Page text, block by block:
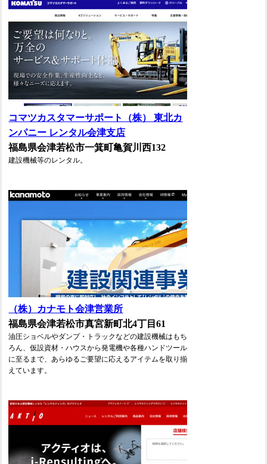
コマツカスタマーサポート（株） 東北カ
ンパニー レンタル会津支店
福島県会津若松市一箕町亀賀川西132
建設機械等のレンタル。
（株）カナモト会津営業所
福島県会津若松市真宮新町北4丁目61
油圧ショベルやダンプ・トラックなどの建設機械はもち
ろん、仮設資材・ハウスから発電機や各種ハンドツール
に至るまで、あらゆるご要望に応えるアイテムを取り揃
えています。